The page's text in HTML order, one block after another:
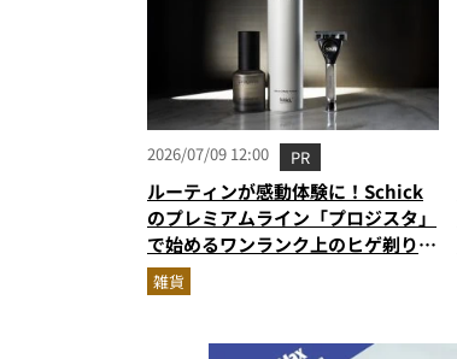
2026/07/09 12:00 PR
ルーティンが感動体験に！Schick
のプレミアムライン「プロジスタ」
で始めるワンランク上のヒゲ剃り習
慣
雑貨